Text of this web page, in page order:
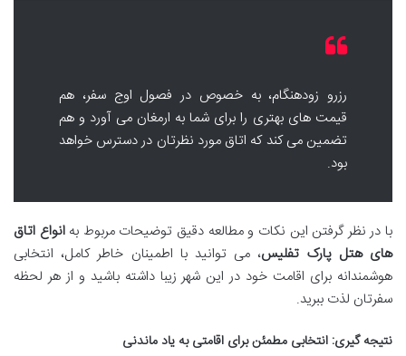
رزرو زودهنگام، به خصوص در فصول اوج سفر، هم
قیمت های بهتری را برای شما به ارمغان می آورد و هم
تضمین می کند که اتاق مورد نظرتان در دسترس خواهد
بود.
با در نظر گرفتن این نکات و مطالعه دقیق توضیحات مربوط بهانواع اتاق
های هتل پارک تفلیس، می توانید با اطمینان خاطر کامل، انتخابی
هوشمندانه برای اقامت خود در این شهر زیبا داشته باشید و از هر لحظه
سفرتان لذت ببرید.
نتیجه گیری: انتخابی مطمئن برای اقامتی به یاد ماندنی